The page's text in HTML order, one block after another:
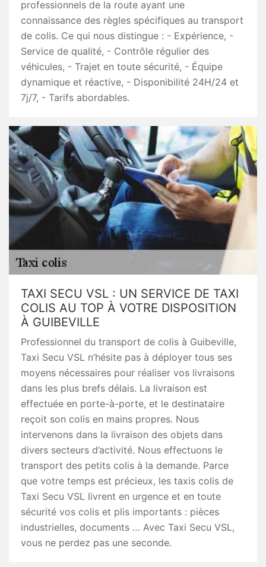
professionnels de la route ayant une
connaissance des règles spécifiques au transport
de colis. Ce qui nous distingue : - Expérience, -
Service de qualité, - Contrôle régulier des
véhicules, - Trajet en toute sécurité, - Équipe
dynamique et réactive, - Disponibilité 24H/24 et
7j/7, - Tarifs abordables.
TAXI SECU VSL : UN SERVICE DE TAXI
COLIS AU TOP À VOTRE DISPOSITION
À GUIBEVILLE
Professionnel du transport de colis à Guibeville,
Taxi Secu VSL n’hésite pas à déployer tous ses
moyens nécessaires pour réaliser vos livraisons
dans les plus brefs délais. La livraison est
effectuée en porte-à-porte, et le destinataire
reçoit son colis en mains propres. Nous
intervenons dans la livraison des objets dans
divers secteurs d’activité. Nous effectuons le
transport des petits colis à la demande. Parce
que votre temps est précieux, les taxis colis de
Taxi Secu VSL livrent en urgence et en toute
sécurité vos colis et plis importants : pièces
industrielles, documents … Avec Taxi Secu VSL,
vous ne perdez pas une seconde.